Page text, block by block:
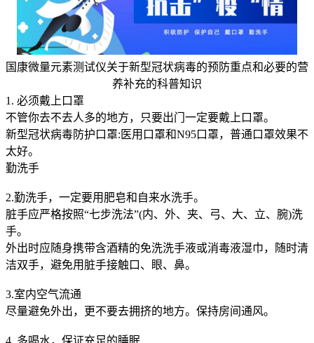
国康微量元素测试仪关于新型冠状病毒的预防重点和必要的营
养补充的科普知识
1. 必须戴上口罩
不管你去不去人多的地方，只要出门一定要戴上口罩。
新型冠状病毒防护口罩:医用口罩和N95口罩，普通口罩效果不
太好。
勤洗手
2.勤洗手，一定要用肥皂和自来水洗手。
脏手应严格按照“七步洗法”(内、外、夹、弓、大、立、腕)洗
手。
外出时应随身携带含酒精的免洗洗手液或消毒液湿巾，随时清
洁双手，避免用脏手接触口、眼、鼻。
3.室内空气流通
尽量避免外出，更不要去拥挤的地方。保持房间通风。
4. 多喝水，保证充足的睡眠